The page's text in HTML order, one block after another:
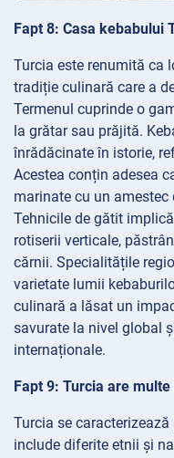
Fapt 8: Casa kebabului
Turcia este renumită ca
tradiție culinară care a
Termenul cuprinde o
la grătar sau prăjită.
înrădăcinate în istorie,
Acestea conțin adesea
marinate cu un amestec
Tehnicile de gătit
rotiserii verticale,
cărnii. Specialitățile
varietate lumii
culinară a lăsat un
savurate la nivel global
internaționale.
Fapt 9: Turcia are
Turcia se
include diferite etnii și